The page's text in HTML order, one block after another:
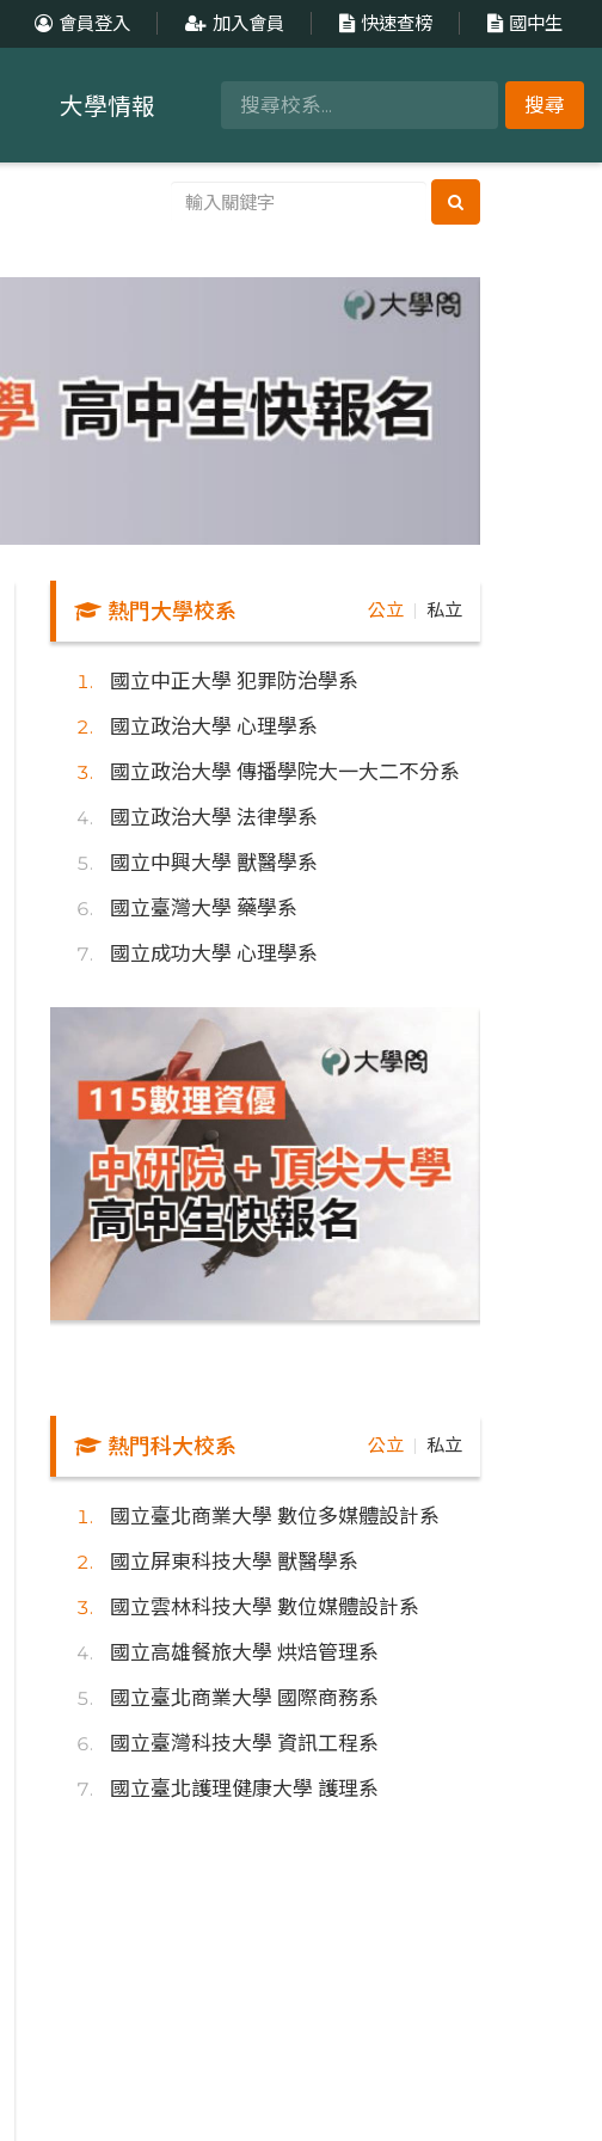
會員登入 加入會員 快速查榜 國中生
搜尋
大學情報
熱門大學校系 公立 私立
國立中正大學 犯罪防治學系
國立政治大學 心理學系
國立政治大學 傳播學院大一大二不分系
國立政治大學 法律學系
國立中興大學 獸醫學系
國立臺灣大學 藥學系
國立成功大學 心理學系
熱門科大校系 公立 私立
國立臺北商業大學 數位多媒體設計系
國立屏東科技大學 獸醫學系
國立雲林科技大學 數位媒體設計系
國立高雄餐旅大學 烘焙管理系
國立臺北商業大學 國際商務系
國立臺灣科技大學 資訊工程系
國立臺北護理健康大學 護理系